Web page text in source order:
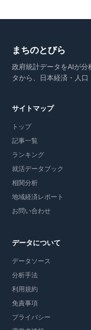
まちのとびら
政府統計データをAIが
タから、日本経済・人口
サイトマップ
トップ
記事一覧
ランキング
就活データブック
相関分析
地域経済レポート
お問い合わせ
データについて
データソース
分析手法
利用規約
免責事項
プライバシー